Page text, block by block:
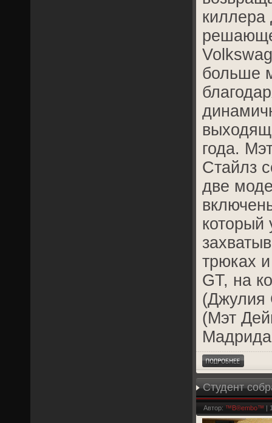
больше
года.
Стайлз
две
который
трюках
GT, на
(Джулия
(Мэт
Студент
Автор: ™B®embo™ |